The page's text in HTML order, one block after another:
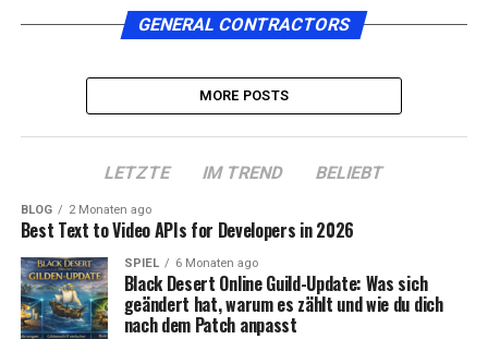
GENERAL CONTRACTORS
MORE POSTS
LETZTE IM TREND BELIEBT
BLOG 2 Monaten ago
Best Text to Video APIs for Developers in 2026
SPIEL 6 Monaten ago
Black Desert Online Guild-Update: Was sich
geändert hat, warum es zählt und wie du dich
nach dem Patch anpasst